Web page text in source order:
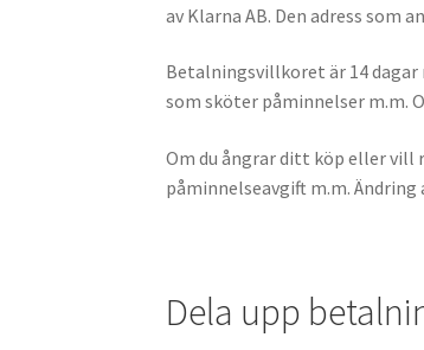
av Klarna AB. Den adress som
Betalningsvillkoret är 14
som sköter påminnelser m.m.
Om du ångrar ditt köp eller vill
påminnelseavgift m.m. Ändring
Dela upp